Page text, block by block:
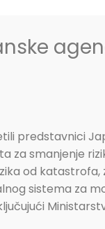
predstavnici
za smanjenje
od
sistema za